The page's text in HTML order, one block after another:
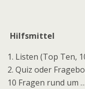
Hilfsmittel
1. Listen (Top Ten,
2. Quiz oder
10 Fragen rund um